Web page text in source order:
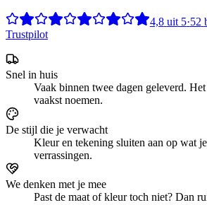
4,8 uit5·52
Trustpilot
Snel in huis
Vaak binnen twee dagen geleverd.
vaakst noemen.
De stijl die je verwacht
Kleur en tekening sluiten aan op wat
verrassingen.
We denken met je mee
Past de maat of kleur toch niet? Dan